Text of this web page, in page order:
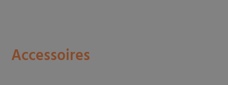
Accessoires